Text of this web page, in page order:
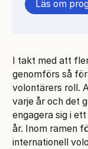
Läs om
I takt med att
genomförs så
volontärers roll.
varje år och det
engagera sig i
år. Inom ramen
internationell